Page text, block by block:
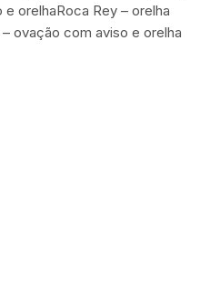
orelhaRoca Rey – orelha
ovação com aviso e orelha